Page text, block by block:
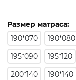
Размер матраса:
190*070
190*080
195*090
195*120
200*140
190*140